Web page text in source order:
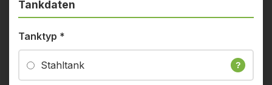
Tankdaten
Tanktyp *
Stahltank ?